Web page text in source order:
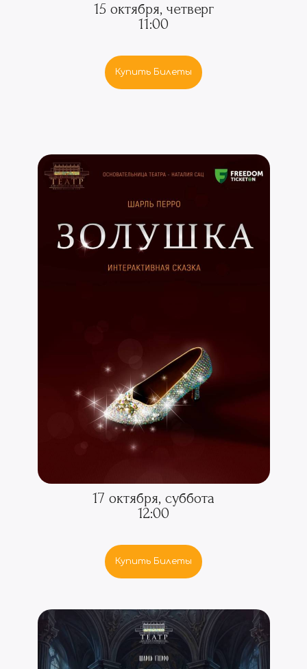
15 октября, четверг
11:00
Купить Билеты
17 октября, суббота
12:00
Купить Билеты